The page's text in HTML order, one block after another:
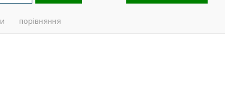
порівняння